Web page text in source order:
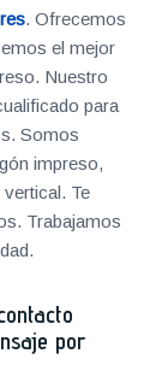
. Ofrecemos
el mejor
Nuestro
para
Somos
impreso,
Te
Trabajamos
por